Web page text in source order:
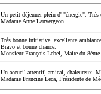
Un petit déjeuner plein d' "énergie". Très
Madame Anne Lauvergeon
Très bonne initiative, excellente
Bravo et bonne chance.
Monsieur François Lebel, Maire du 8ème
Un accueil attentif, amical, chaleureux.
Madame Francine Leca, Présidente de